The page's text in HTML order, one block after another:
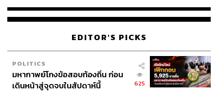
ข้อมูลบอกว่าบรรดาคู่แข่งจะเริ่มตกต่ำลงอย่างแน่นอน และ
‘โอกาส’ สำหรับอาร์เซนอลอยู่ในช่วงระหว่างปี 2023-2027
เตะอย่างเควิน เดอ บรอยเนอ, โม ซาลาห์ ไปจนถึงการตัดสิน
ใจวางมือของเยอร์เกน คล็อปป์ หรือเป๊ป กวาร์ดิโอลา ซึ่ง
ข้อมูลบ่งบอกว่าเป็นสิ่งที่มีโอกาสเกิดขึ้นสูง
EDITOR'S PICKS
POLITICS
มหากาพย์โกงข้อสอบท้องถิ่น ก่อน
เดินหน้าสู่จุดจบในสัปดาห์นี้
625